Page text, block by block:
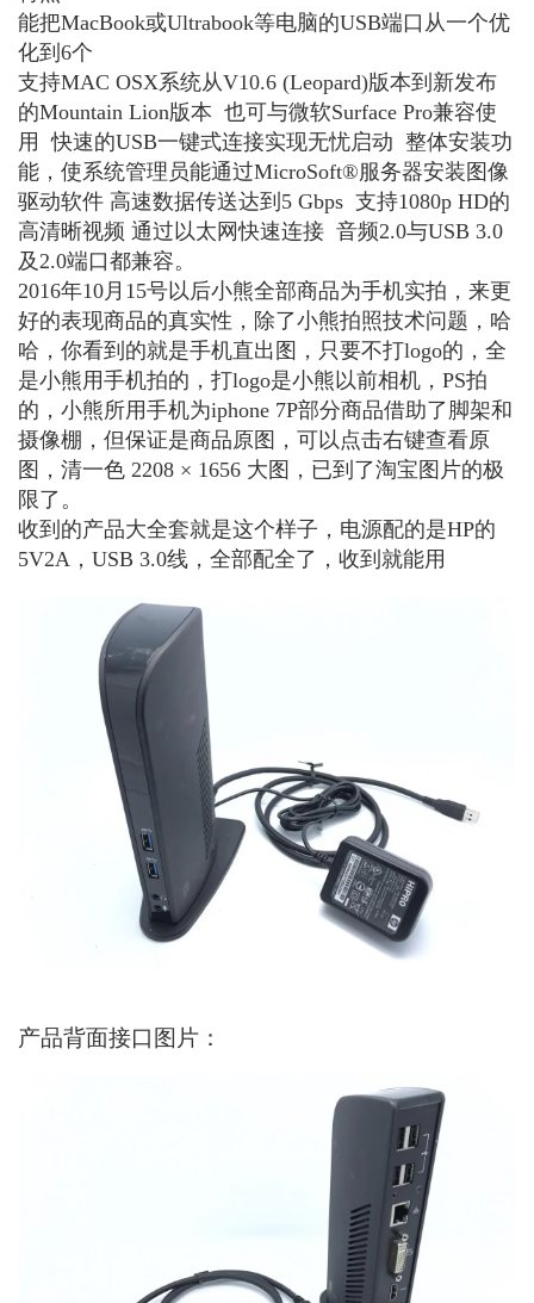
能把MacBook或Ultrabook等电脑的USB端口从一个优
化到6个
支持MAC OSX系统从V10.6 (Leopard)版本到新发布
的Mountain Lion版本 也可与微软Surface Pro兼容使
用 快速的USB一键式连接实现无忧启动 整体安装功
能，使系统管理员能通过MicroSoft®服务器安装图像
驱动软件 高速数据传送达到5 Gbps 支持1080p HD的
高清晰视频 通过以太网快速连接 音频2.0与USB 3.0
及2.0端口都兼容。
2016年10月15号以后小熊全部商品为手机实拍，来更
好的表现商品的真实性，除了小熊拍照技术问题，哈
哈，你看到的就是手机直出图，只要不打logo的，全
是小熊用手机拍的，打logo是小熊以前相机，PS拍
的，小熊所用手机为iphone 7P部分商品借助了脚架和
摄像棚，但保证是商品原图，可以点击右键查看原
图，清一色 2208 × 1656 大图，已到了淘宝图片的极
限了。
收到的产品大全套就是这个样子，电源配的是HP的
5V2A，USB 3.0线，全部配全了，收到就能用
产品背面接口图片：